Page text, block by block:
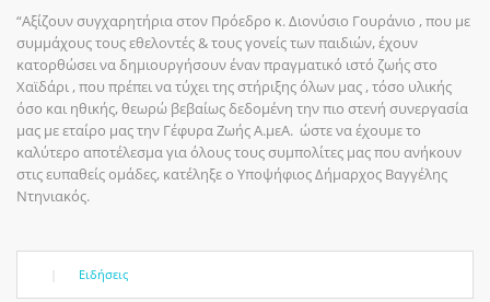
“Αξίζουν συγχαρητήρια στον Πρόεδρο κ. Διονύσιο Γουράνιο , που με
συμμάχους τους εθελοντές & τους γονείς των παιδιών, έχουν
κατορθώσει να δημιουργήσουν έναν πραγματικό ιστό ζωής στο
Χαϊδάρι , που πρέπει να τύχει της στήριξης όλων μας , τόσο υλικής
όσο και ηθικής, θεωρώ βεβαίως δεδομένη την πιο στενή συνεργασία
μας με εταίρο μας την Γέφυρα Ζωής Α.μεΑ. ώστε να έχουμε το
καλύτερο αποτέλεσμα για όλους τους συμπολίτες μας που ανήκουν
στις ευπαθείς ομάδες, κατέληξε ο Υποψήφιος Δήμαρχος Βαγγέλης
Ντηνιακός.
Ειδήσεις